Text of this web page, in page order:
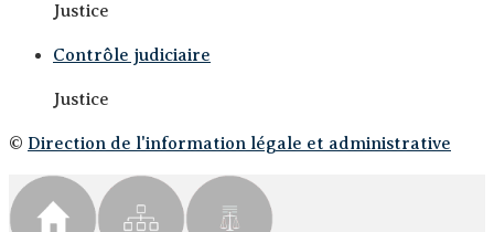
Justice
Contrôle judiciaire
Justice
© Direction de l'information légale et administrative